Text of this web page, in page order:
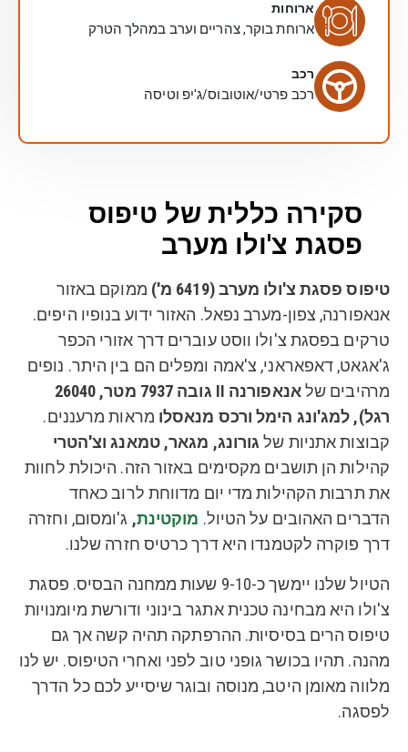
ארוחות
ארוחת בוקר, צהריים וערב במהלך הטרק
רכב
רכב פרטי/אוטובוס/ג'יפ וטיסה
סקירה כללית של טיפוס
פסגת צ'ולו מערב
טיפוס פסגת צ'ולו מערב (6419 מ')
ממוקם באזור
אנאפורנה, צפון-מערב נפאל. האזור ידוע בנופיו היפים.
טרקים בפסגת צ'ולו ווסט עוברים דרך אזורי הכפר
ג'אגאט, דאפאראני, צ'אמה ומפלים הם בין היתר. נופים
מרהיבים של
אנאפורנה II גובה 7937 מטר, 26040
רגל), למג'ונג הימל ורכס מנאסלו מראות מרעננים.
קבוצות אתניות של גורונג, מגאר, טמאנג וצ'הטרי
קהילות הן תושבים מקסימים באזור הזה. היכולת לחוות
את תרבות הקהילות מדי יום מדווחת לרוב כאחד
הדברים האהובים על הטיול. מוקטינת, ג'ומסום, וחזרה
דרך פוקרה לקטמנדו היא דרך כרטיס חזרה שלנו.
הטיול שלנו יימשך כ-9-10 שעות ממחנה הבסיס. פסגת
צ'ולו היא מבחינה טכנית אתגר בינוני ודורשת מיומנויות
טיפוס הרים בסיסיות. ההרפתקה תהיה קשה אך גם
מהנה. תהיו בכושר גופני טוב לפני ואחרי הטיפוס. יש לנו
מלווה מאומן היטב, מנוסה ובוגר שיסייע לכם כל הדרך
לפסגה.